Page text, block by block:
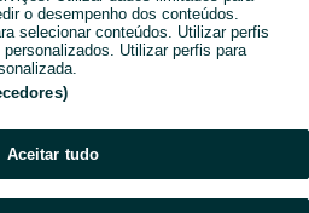
o desempenho dos conteúdos.
selecionar conteúdos. Utilizar perfis
Utilizar perfis para
Aceitar tudo